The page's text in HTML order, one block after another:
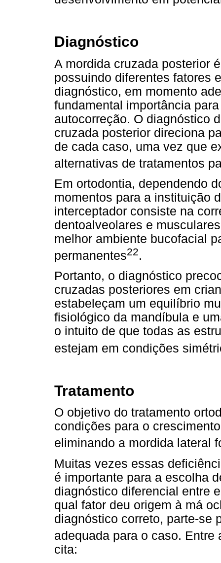
Diagnóstico
A mordida cruzada posterior
possuindo diferentes fatores
diagnóstico, em momento
fundamental importância
autocorreção. O diagnóstico
cruzada posterior direciona
de cada caso, uma vez que
alternativas de tratamentos
Em ortodontia, dependendo
momentos para a instituição
interceptador consiste na
dentoalveolares e
melhor ambiente bucofacial
permanentes22.
Portanto, o diagnóstico
cruzadas posteriores em
estabeleçam um equilíbrio
fisiológico da mandíbula e
o intuito de que todas as
estejam em condições
Tratamento
O objetivo do tratamento
condições para o
eliminando a mordida lateral
Muitas vezes essas
é importante para a escolha
diagnóstico diferencial entre
qual fator deu origem à má
diagnóstico correto, parte-se
adequada para o caso.
cita: